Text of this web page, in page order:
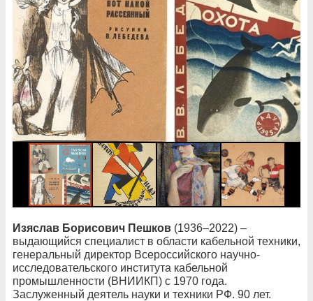
Изяслав Борисович Пешков (1936–2022) –
выдающийся специалист в области кабельной техники,
генеральный директор Всероссийского научно-
исследовательского института кабельной
промышленности (ВНИИКП) с 1970 года.
Заслуженный деятель науки и техники РФ. 90 лет.